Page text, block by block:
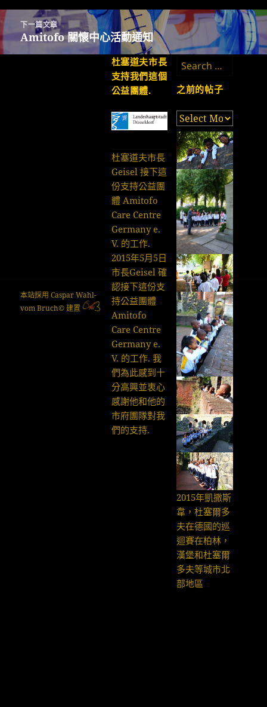
篇
文
章:
下一篇文章
下
一
Amitofo 關懷中心活動通知
Search
之前的帖子
之
前
的
帖
子
2015年凱撒斯
韋，杜塞爾多
夫在德國的巡
迴賽在柏林，
漢堡和杜塞爾
多夫等城市北
部地區
杜塞道夫市長
支持我們這個
公益團體.
杜塞道夫市長
Geisel 接下這
份支持公益團
體 Amitofo
Care Centre
Germany e.
V. 的工作.
2015年5月5日
市長Geisel 確
認接下這份支
持公益團體
Amitofo
Care Centre
Germany e.
V. 的工作. 我
們為此感到十
分高興並衷心
感謝他和他的
市府團隊對我
們的支持.
本站採用 Caspar Wahl-
vom Bruch© 建置